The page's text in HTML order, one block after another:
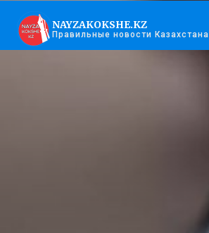
NAYZAKOKSHE.KZ
Правильные новости Казахстана